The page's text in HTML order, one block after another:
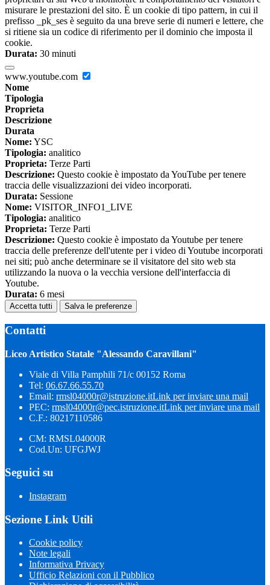
misurare le prestazioni del sito. È un cookie di tipo pattern, in cui il
prefisso _pk_ses è seguito da una breve serie di numeri e lettere, che
si ritiene sia un codice di riferimento per il dominio che imposta il
cookie.
Durata: 30 minuti
www.youtube.com
Nome
Tipologia
Proprieta
Descrizione
Durata
Nome: YSC
Tipologia: analitico
Proprieta: Terze Parti
Descrizione: Questo cookie è impostato da YouTube per tenere
traccia delle visualizzazioni dei video incorporati.
Durata: Sessione
Nome: VISITOR_INFO1_LIVE
Tipologia: analitico
Proprieta: Terze Parti
Descrizione: Questo cookie è impostato da Youtube per tenere
traccia delle preferenze dell'utente per i video di Youtube incorporati
nei siti; può anche determinare se il visitatore del sito web sta
utilizzando la nuova o la vecchia versione dell'interfaccia di
Youtube.
Durata: 6 mesi
Accetta tutti Salva le preferenze
Contatti
Liceo Artistico Statale "Alessando Caravillani"
Viale di Villa Pamphili 71/c 00152 Roma
Tel: 06.67.66.55.70
Email: rmsl04000r@istruzione.itLink per inviare una mail
PEC: rmsl04000r@pec.istruzione.itLink per inviare una mail
C.F.: 80217110586
CM: RMSL04000R
Cod.Un: UFGJWJ
Seguici su
Instagram
Sezione Link Utili
Cookie policy
Note legali
Informativa Privacy
Ufficio Relazioni con il Pubblico